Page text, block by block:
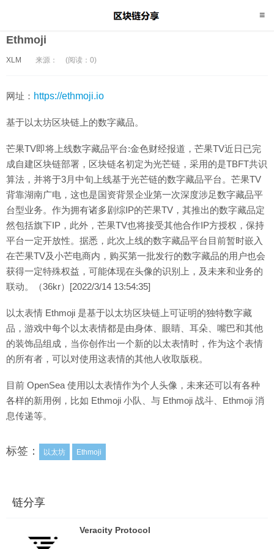
Ethmoji
XLM 来源： (阅读：0)
网址： https://ethmoji.io
基于以太坊区块链上的数字藏品。
芒果TV即将上线数字藏品平台:金色财经报道，芒果TV近日已完
成自建区块链部署，区块链名初定为光芒链，采用的是TBFT共识
算法，并将于3月中旬上线基于光芒链的数字藏品平台。芒果TV
背靠湖南广电，这也是国资背景企业第一次深度涉足数字藏品平
台型业务。作为拥有诸多剧综IP的芒果TV，其推出的数字藏品定
然包括旗下IP，此外，芒果TV也将接受其他合作IP方授权，保持
平台一定开放性。据悉，此次上线的数字藏品平台目前暂时嵌入
在芒果TV及小芒电商内，购买第一批发行的数字藏品的用户也会
获得一定特殊权益，可能体现在头像的识别上，及未来和业务的
联动。（36kr）[2022/3/14 13:54:35]
以太表情 Ethmoji 是基于以太坊区块链上可证明的独特数字藏
品，游戏中每个以太表情都是由身体、眼睛、耳朵、嘴巴和其他
的装饰品组成，当你创作出一个新的以太表情时，作为这个表情
的所有者，可以对使用这表情的其他人收取版税。
目前 OpenSea 使用以太表情作为个人头像，未来还可以有各种
各样的新用例，比如 Ethmoji 小队、与 Ethmoji 战斗、Ethmoji 消
息传递等。
标签： 以太坊 Ethmoji
链分享
Veracity Protocol